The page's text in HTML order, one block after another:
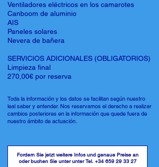
Ventiladores eléctricos en los camarotes
Canboom de aluminio
AIS
Paneles solares
Nevera de bañera
SERVICIOS ADICIONALES (OBLIGATORIOS)
Limpieza final
270,00€ por reserva
Toda la información y los datos se facilitan según nuestro
leal saber y entender. Nos reservamos el derecho a realizar
cambios posteriores en la información que quede fuera de
nuestro ámbito de actuación.
Fordern Sie jetzt weitere Infos und genaue Preise an
oder buchen Sie unter unter Tel. +34 659 29 33 27